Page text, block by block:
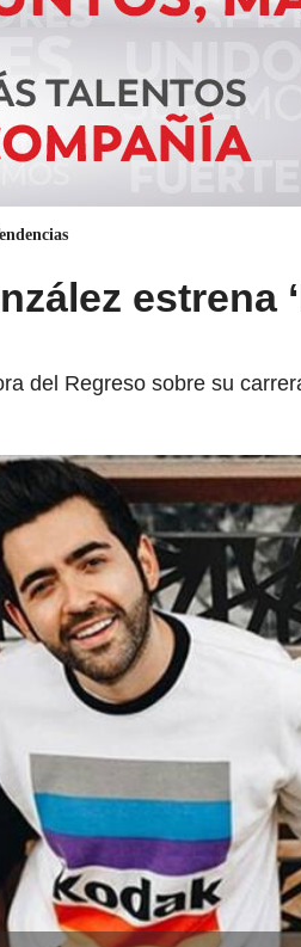
estrena
del Regreso sobre su